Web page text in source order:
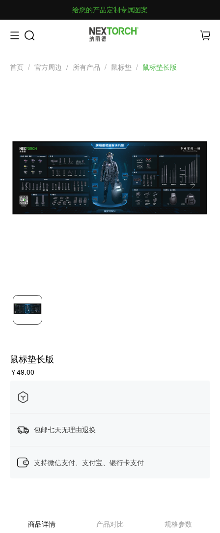
给您的产品定制专属图案
首页 / 官方周边 / 所有产品 / 鼠标垫 / 鼠标垫长版
鼠标垫长版
￥49.00
包邮七天无理由退换
支持微信支付、支付宝、银行卡支付
商品详情 产品对比
规格参数